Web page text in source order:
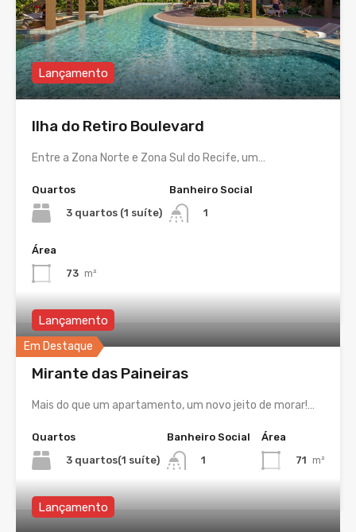
Lançamento
Ilha do Retiro Boulevard
Entre a Zona Norte e Zona Sul do Recife, um…
Quartos
3 quartos (1 suíte)
Banheiro Social
1
Área
73 m²
Em Destaque
Lançamento
Mirante das Paineiras
Mais do que um apartamento, um novo jeito de morar!…
Quartos
3 quartos(1 suíte)
Banheiro Social
1
Área
71 m²
Lançamento